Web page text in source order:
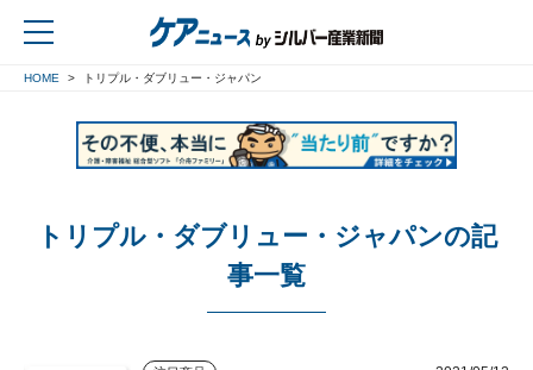
HOME トリプル・ダブリュー・ジャパン
トリプル・ダブリュー・ジャパンの記
事一覧